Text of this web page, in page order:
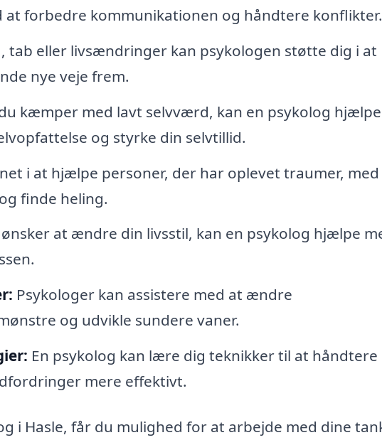
at forbedre kommunikationen og håndtere konflikter.
tab eller livsændringer kan psykologen støtte dig i at
nye veje frem.
kæmper med lavt selvværd, kan en psykolog
og styrke din selvtillid.
i at hjælpe personer, der har oplevet traumer,
finde heling.
ønsker at ændre din livsstil, kan en psykolog hjælpe
Psykologer kan assistere med at ændre
og udvikle sundere vaner.
En psykolog kan lære dig teknikker til at håndtere
mere effektivt.
i Hasle, får du mulighed for at arbejde med dine